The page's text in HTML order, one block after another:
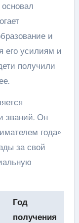
и
его усилиям и
получили
званий. Он
года»
за свой
Год
получения